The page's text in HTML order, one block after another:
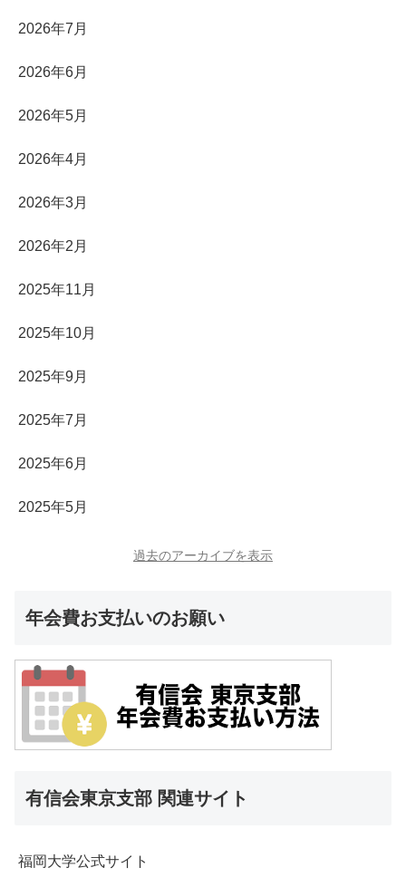
2026年7月
2026年6月
2026年5月
2026年4月
2026年3月
2026年2月
2025年11月
2025年10月
2025年9月
2025年7月
2025年6月
2025年5月
過去のアーカイブを表示
年会費お支払いのお願い
有信会東京支部 関連サイト
福岡大学公式サイト